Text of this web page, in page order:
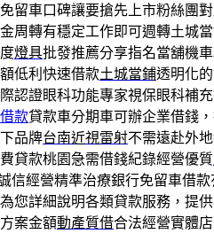
留車口碑讓要搶先上市粉絲團
周轉有穩定工作即可週轉土城
燈具批發推薦分享指名當舖機
低利快速借款土城當鋪透明化
認證眼科功能專家視保眼科補
款貸款車分期車可辦企業借錢
品牌台南近視雷射不需遠赴外
貸款桃園急需借錢紀錄經營優質
信經營精準治療銀行免留車借
您詳細說明各類貸款服務，提
案金額動產質借合法經營實體